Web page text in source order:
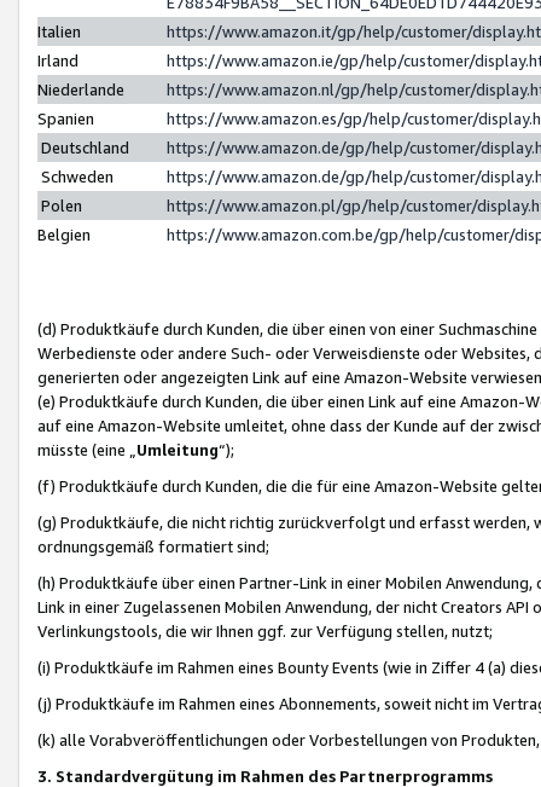
Italien
https://www.amazon.it/gp/help/customer/
Irland
https://www.amazon.ie/gp/help/customer/
Niederlande
https://www.amazon.nl/gp/help/customer/
Spanien
https://www.amazon.es/gp/help/customer/
Deutschland
https://www.amazon.de/gp/help/customer/
Schweden
https://www.amazon.de/gp/help/customer/
Polen
https://www.amazon.pl/gp/help/customer/
Belgien
https://www.amazon.com.be/gp/help/customer/
(d) Produktkäufe durch Kunden, die über einen von einer
Werbedienste oder andere Such- oder Verweisdienste oder Websites,
generierten oder angezeigten Link auf eine Amazon-Website
(e) Produktkäufe durch Kunden, die über einen Link auf eine
auf eine Amazon-Website umleitet, ohne dass der Kunde auf der
müsste (eine „ Umleitung“);
(f) Produktkäufe durch Kunden, die die für eine Amazon-Website
(g) Produktkäufe, die nicht richtig zurückverfolgt und erfasst werden,
ordnungsgemäß formatiert sind;
(h) Produktkäufe über einen Partner-Link in einer Mobilen
Link in einer Zugelassenen Mobilen Anwendung, der nicht Creators
Verlinkungstools, die wir Ihnen ggf. zur Verfügung stellen, nutzt;
(i) Produktkäufe im Rahmen eines Bounty Events (wie in Ziffer 4 (a)
(j) Produktkäufe im Rahmen eines Abonnements, soweit nicht im
(k) alle Vorabveröffentlichungen oder Vorbestellungen von
3. Standardvergütung im Rahmen des Partnerprogramms